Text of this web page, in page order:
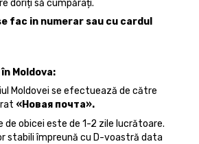
doriți să cumpărați.
fac in numerar sau cu cardul
Moldova:
Moldovei se efectuează de către
«Новая почта».
de obicei este de 1-2 zile lucrătoare.
stabili împreună cu D-voastră data